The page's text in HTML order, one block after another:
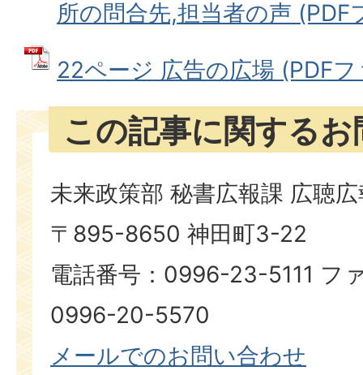
所の問合先,担当者の声 (PDF
22ページ 広告の広場 (PDF
この記事に関する
未来政策部 秘書広報課 広聴
〒895-8650 神田町3-22
電話番号：0996-23-5111 フ
0996-20-5570
メールでのお問い合わせ